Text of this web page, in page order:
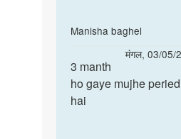
Manisha baghel
मंगल, 03/05/
to
3
3
manth
ho
3 manth
ho gaye mujhe
hai